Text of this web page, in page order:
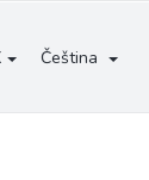
Čeština